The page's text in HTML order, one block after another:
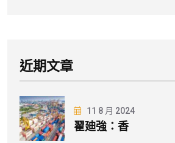
近期文章
11 8 月 2024
翟廸強：香